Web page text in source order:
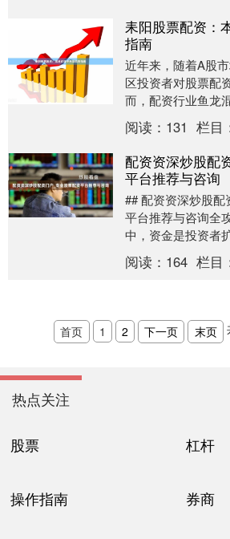
耒阳股票配资：
指南
近年来，随着A股
区投资者对股票配
而，配资行业鱼龙
规平台、规避风险
心问题。本文将....
阅读： 131 栏目
配资资深炒股配
平台推荐与咨询
## 配资资深炒股
平台推荐与咨询全
中，资金是投资者
重要工具。当自有
成为许多资....
阅读： 164 栏目
首页 1 2 下一页 末页
热点关注
股票 杠杆
操作指南 券商